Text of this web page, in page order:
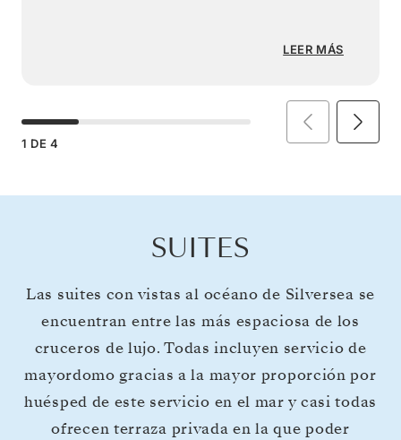
LEER MÁS
1 DE 4
SUITES
Las suites con vistas al océano de Silversea se
encuentran entre las más espaciosa de los
cruceros de lujo. Todas incluyen servicio de
mayordomo gracias a la mayor proporción por
huésped de este servicio en el mar y casi todas
ofrecen terraza privada en la que poder